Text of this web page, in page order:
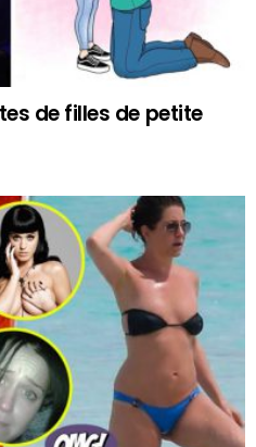
de filles de petite